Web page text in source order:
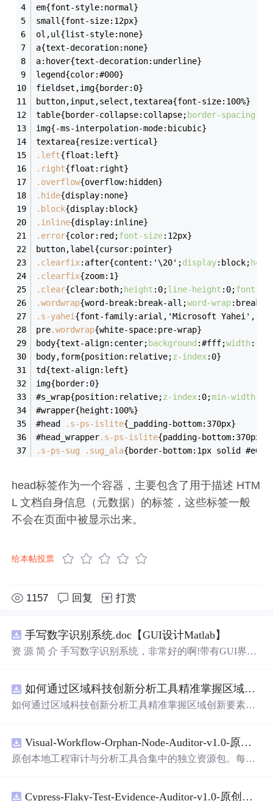
em{font-style:normal}
small{font-size:12px}
ol,ul{list-style:none}
a{text-decoration:none}
a:hover{text-decoration:underline}
legend{color:#000}
fieldset,img{border:0}
button,input,select,textarea{font-size:100%}
table{border-collapse:collapse; border-spacing
img{-ms-interpolation-mode:bicubic}
textarea{resize:vertical}
.left{float:left}
.right{float:right}
.overflow{overflow:hidden}
.hide{display:none}
.block{display:block}
.inline{display:inline}
.error{color:red;font-size:12px}
button,label{cursor:pointer}
.clearfix:after{content:'\20';display:block;
.clearfix{zoom:1}
.clear{clear:both; height :0;line-height :0;font-
.wordwrap{word-break:break-all;word-wrap:break-
.s-yahei{font-family:arial,'Microsoft Yahei','微
pre.wordwrap{white-space:pre-wrap}
body{text-align:center; background :#fff;width
body,form{position:relative;z-index:0}
td{text-align:left}
img{border:0}
#s_wrap{position:relative;z-index:0;min-width
#wrapper{height:100%}
#head
.s-ps-islite{_padding-bottom:370px}
#head_wrapper.s-ps-islite{padding-
.s-ps-sug
.sug_ala{border-bottom:1px solid
head标签作为一个容器，主要包含了用于描述 HTM
L 文档自身信息（元数据）的标签，这些标签一般
不会在页面中被显示出来。
给本帖投票
1157 回复 打赏
手写数字识别系统.doc【GUI设计Matlab】
资 源 简 介 手写数字识别系统，非常好的啊!带有GUI界
带有直观的图形用户界面（GUI），非常容易使用。你只
需要将手写数字输入系统，它将立即给出准确的识别结
是一个非常方便和实用的工具，你一定会喜欢它的！
如何通过区域科技创新分析工具精准掌握区域创新要素分布与产业链融合现状？.docx
如何通过区域科技创新分析工具精准掌握区域创新要素分
Visual-Workflow-Orphan-Node-Auditor-v1.0-原创源码与文档.zip
原创本地工程审计与分析工具合集中的独立资源包。每个
README、运行说明、功能清单、MIT License及原创与授
Cypress-Flaky-Test-Evidence-Auditor-v1.0-原创源码与文档.zip